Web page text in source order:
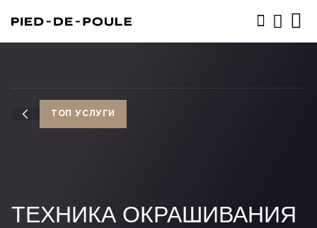
ТОП УСЛУГИ
ТЕХНИКА ОКРАШИВАНИЯ